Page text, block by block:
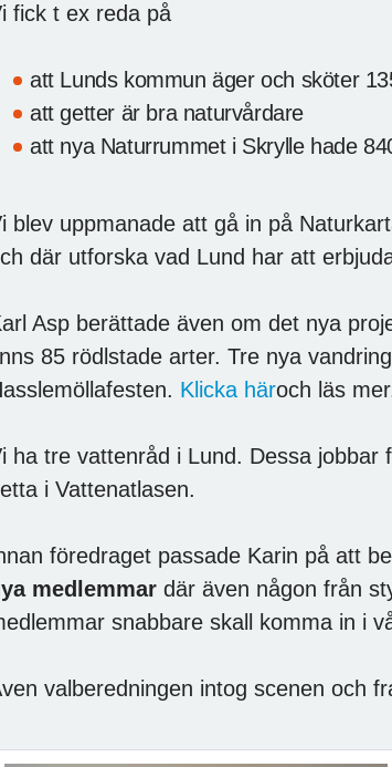
fick t ex reda på
att Lunds kommun äger och sköter
att getter är bra naturvårdare
att nya Naturrummet i Skrylle hade
blev uppmanade att gå in på
där utforska vad Lund har att
Asp berättade även om det nya
85 rödlstade arter. Tre nya
Klicka häroch läs
ha tre vattenråd i Lund. Dessa jobbar
i Vattenatlasen.
föredraget passade Karin på att
medlemmar där även någon från
snabbare skall komma in i
valberedningen intog scenen och